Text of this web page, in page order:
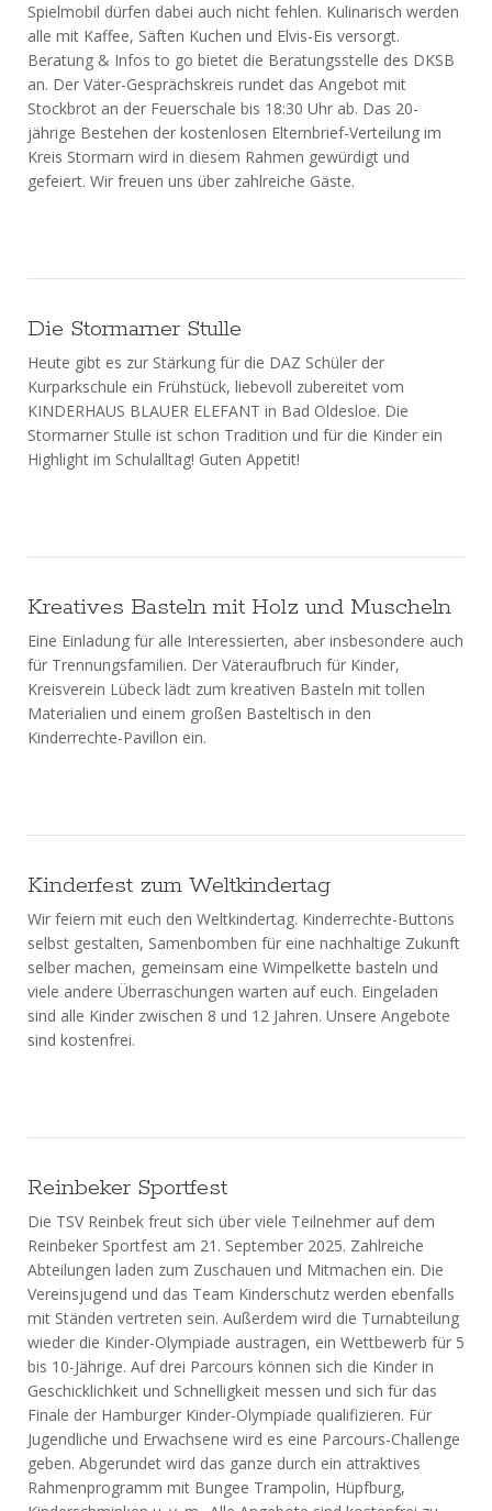
Spielmobil dürfen dabei auch nicht fehlen. Kulinarisch werden
alle mit Kaffee, Säften Kuchen und Elvis-Eis versorgt.
Beratung & Infos to go bietet die Beratungsstelle des DKSB
an. Der Väter-Gesprächskreis rundet das Angebot mit
Stockbrot an der Feuerschale bis 18:30 Uhr ab. Das 20-
jährige Bestehen der kostenlosen Elternbrief-Verteilung im
Kreis Stormarn wird in diesem Rahmen gewürdigt und
gefeiert. Wir freuen uns über zahlreiche Gäste.
Die Stormarner Stulle
Heute gibt es zur Stärkung für die DAZ Schüler der
Kurparkschule ein Frühstück, liebevoll zubereitet vom
KINDERHAUS BLAUER ELEFANT in Bad Oldesloe. Die
Stormarner Stulle ist schon Tradition und für die Kinder ein
Highlight im Schulalltag! Guten Appetit!
Kreatives Basteln mit Holz und Muscheln
Eine Einladung für alle Interessierten, aber insbesondere auch
für Trennungsfamilien. Der Väteraufbruch für Kinder,
Kreisverein Lübeck lädt zum kreativen Basteln mit tollen
Materialien und einem großen Basteltisch in den
Kinderrechte-Pavillon ein.
Kinderfest zum Weltkindertag
Wir feiern mit euch den Weltkindertag. Kinderrechte-Buttons
selbst gestalten, Samenbomben für eine nachhaltige Zukunft
selber machen, gemeinsam eine Wimpelkette basteln und
viele andere Überraschungen warten auf euch. Eingeladen
sind alle Kinder zwischen 8 und 12 Jahren. Unsere Angebote
sind kostenfrei.
Reinbeker Sportfest
Die TSV Reinbek freut sich über viele Teilnehmer auf dem
Reinbeker Sportfest am 21. September 2025. Zahlreiche
Abteilungen laden zum Zuschauen und Mitmachen ein. Die
Vereinsjugend und das Team Kinderschutz werden ebenfalls
mit Ständen vertreten sein. Außerdem wird die Turnabteilung
wieder die Kinder-Olympiade austragen, ein Wettbewerb für 5
bis 10-Jährige. Auf drei Parcours können sich die Kinder in
Geschicklichkeit und Schnelligkeit messen und sich für das
Finale der Hamburger Kinder-Olympiade qualifizieren. Für
Jugendliche und Erwachsene wird es eine Parcours-Challenge
geben. Abgerundet wird das ganze durch ein attraktives
Rahmenprogramm mit Bungee Trampolin, Hüpfburg,